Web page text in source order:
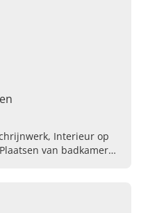
Interieur op
van badkamers,